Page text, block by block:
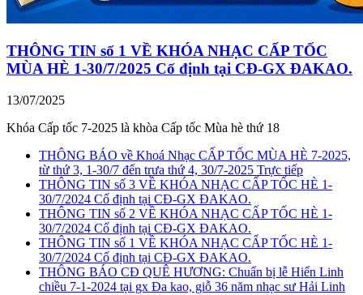
THÔNG TIN số 1 VỀ KHÓA NHẠC CẤP TỐC
MÙA HÈ 1-30/7/2025 Cố định tại CĐ-GX ĐAKAO.
13/07/2025
Khóa Cấp tốc 7-2025 là khòa Cấp tốc Mùa hè thứ 18
THÔNG BÁO về Khoá Nhạc CẤP TỐC MÙA HÈ 7-2025,
từ thứ 3, 1-30/7 đến trưa thứ 4, 30/7-2025 Trực tiếp
THÔNG TIN số 3 VỀ KHÓA NHẠC CẤP TỐC HÈ 1-
30/7/2024 Cố định tại CĐ-GX ĐAKAO.
THÔNG TIN số 2 VỀ KHÓA NHẠC CẤP TỐC HÈ 1-
30/7/2024 Cố định tại CĐ-GX ĐAKAO.
THÔNG TIN số 1 VỀ KHÓA NHẠC CẤP TỐC HÈ 1-
30/7/2024 Cố định tại CĐ-GX ĐAKAO.
THÔNG BÁO CĐ QUÊ HƯƠNG: Chuẩn bị lễ Hiển Linh
chiều 7-1-2024 tại gx Đa kao, giỗ 36 năm nhạc sư Hải Linh